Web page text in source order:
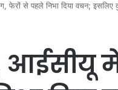
से पहले निभा दिया वचन; इसलिए
आईसीयू